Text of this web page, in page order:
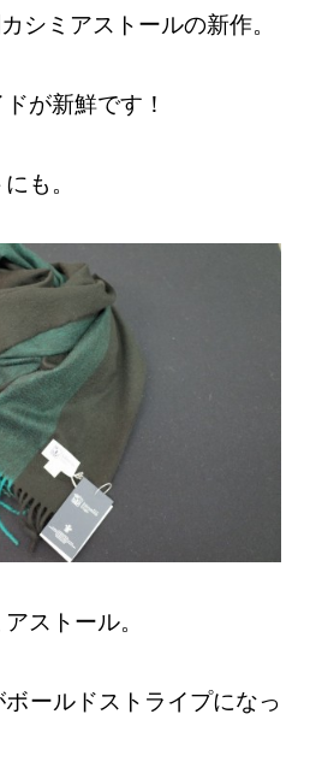
シミアストールの新作。
が新鮮です！
も。
ストール。
ールドストライプになっ